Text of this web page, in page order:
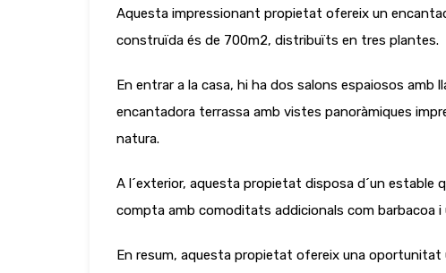
Aquesta impressionant propietat ofereix un
construïda és de 700m2, distribuïts en tres plantes.
En entrar a la casa, hi ha dos salons espaiosos
encantadora terrassa amb vistes panoràmiques
natura.
A l´exterior, aquesta propietat disposa d´un estable
compta amb comoditats addicionals com barbacoa
En resum, aquesta propietat ofereix una oportunitat